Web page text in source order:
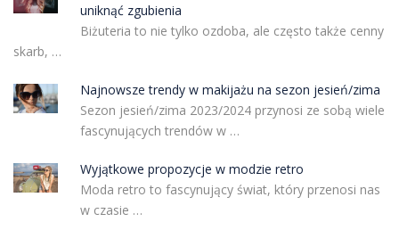
uniknąć zgubienia
Biżuteria to nie tylko ozdoba, ale często także cenny
skarb, …
Najnowsze trendy w makijażu na sezon jesień/zima
Sezon jesień/zima 2023/2024 przynosi ze sobą wiele
fascynujących trendów w …
Wyjątkowe propozycje w modzie retro
Moda retro to fascynujący świat, który przenosi nas
w czasie …